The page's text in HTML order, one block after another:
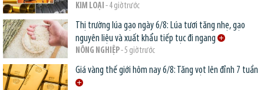
KIM LOẠI - 4 giờ trước
Thị trường lúa gạo ngày 6/8: Lúa tươi tăng nhẹ, gạo
nguyên liệu và xuất khẩu tiếp tục đi ngang
NÔNG NGHIỆP- 5 giờ trước
Giá vàng thế giới hôm nay 6/8: Tăng vọt lên đỉnh 7 tuần